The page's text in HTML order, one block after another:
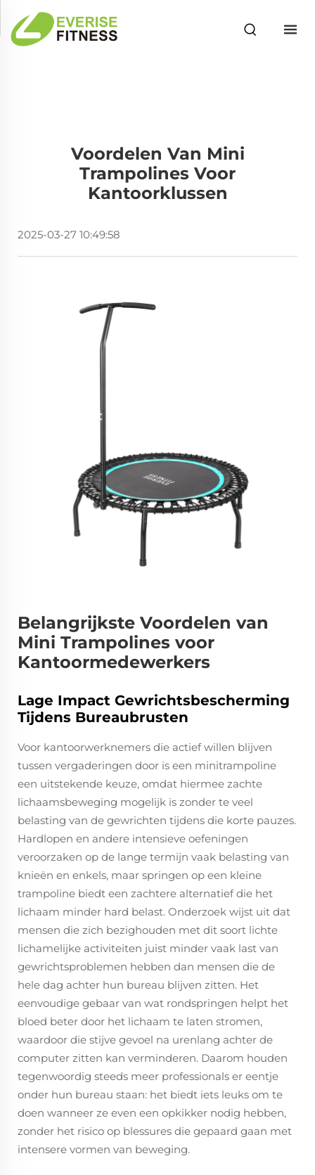
Voordelen Van Mini
Trampolines Voor
Kantoorklussen
2025-03-27 10:49:58
Belangrijkste Voordelen van
Mini Trampolines voor
Kantoormedewerkers
Lage Impact Gewrichtsbescherming
Tijdens Bureaubrusten
Voor kantoorwerknemers die actief willen blijven
tussen vergaderingen door is een minitrampoline
een uitstekende keuze, omdat hiermee zachte
lichaamsbeweging mogelijk is zonder te veel
belasting van de gewrichten tijdens die korte pauzes.
Hardlopen en andere intensieve oefeningen
veroorzaken op de lange termijn vaak belasting van
knieën en enkels, maar springen op een kleine
trampoline biedt een zachtere alternatief die het
lichaam minder hard belast. Onderzoek wijst uit dat
mensen die zich bezighouden met dit soort lichte
lichamelijke activiteiten juist minder vaak last van
gewrichtsproblemen hebben dan mensen die de
hele dag achter hun bureau blijven zitten. Het
eenvoudige gebaar van wat rondspringen helpt het
bloed beter door het lichaam te laten stromen,
waardoor die stijve gevoel na urenlang achter de
computer zitten kan verminderen. Daarom houden
tegenwoordig steeds meer professionals er eentje
onder hun bureau staan: het biedt iets leuks om te
doen wanneer ze even een opkikker nodig hebben,
zonder het risico op blessures die gepaard gaan met
intensere vormen van beweging.